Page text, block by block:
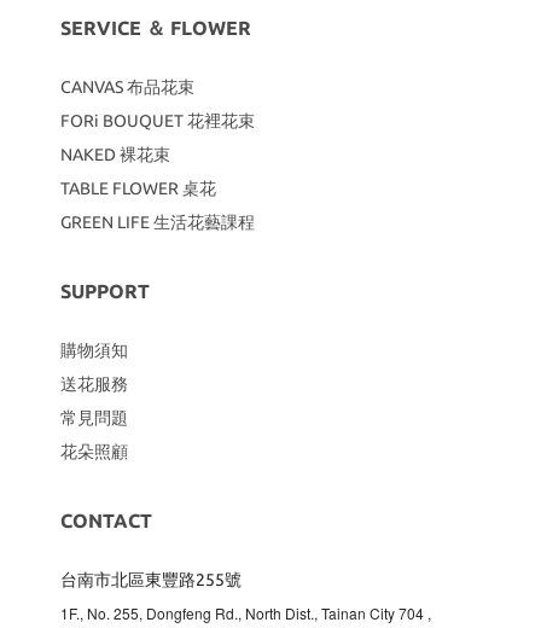
SERVICE ＆ FLOWER
CANVAS布品花束
FORi BOUQUET 花裡花束
NAKED 裸花束
TABLE FLOWER 桌花
GREEN LIFE 生活花藝課程
SUPPORT
購物須知
送花服務
常見問題
花朵照顧
CONTACT
台南市北區東豐路255號
1F., No. 255, Dongfeng Rd., North Dist., Tainan City 704 ,